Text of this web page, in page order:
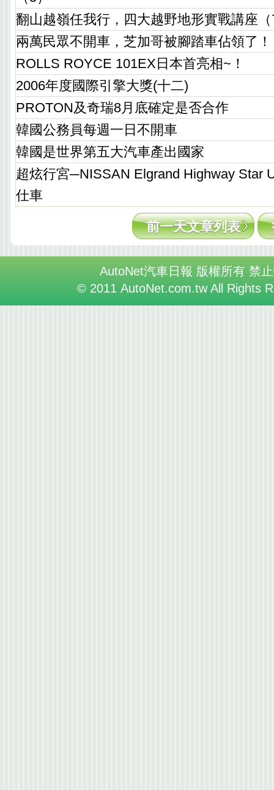
翻山越嶺任我行，四大越野地形實戰講座
兩萬民眾不開車，芝加哥被腳踏車佔領了！
ROLLS ROYCE 101EX日本首亮相~！
2006年度國際引擎大獎(十二)
PROTON及奇瑞8月底確定是否合作
韓國公務員每週一日不開車
韓國是世界第五大汽車產出國家
超炫行宮─NISSAN Elgrand Highway Star
仕車
前一天文章列表
AutoNet汽車日報 版權所有 禁
© 2011 AutoNet.com.tw All Rights